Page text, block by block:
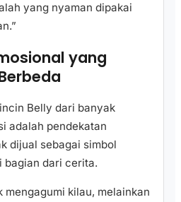
yang nyaman dipakai
yang
Belly dari banyak
adalah pendekatan
dijual sebagai simbol
bagian dari cerita.
mengagumi kilau, melainkan